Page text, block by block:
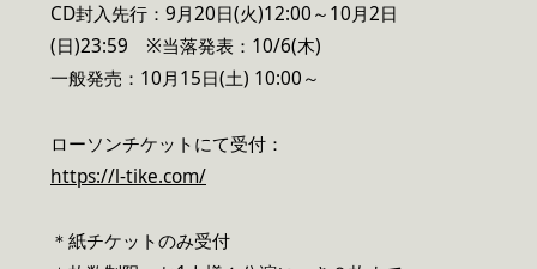
CD封入先行：9月20日(火)12:00～10月2日
(日)23:59 ※当落発表：10/6(木)
一般発売：10月15日(土) 10:00～
ローソンチケットにて受付：
https://l-tike.com/
＊紙チケットのみ受付